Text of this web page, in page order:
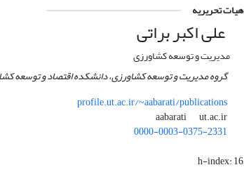
هیات تحریریه
علی اکبر براتی
مدیریت و توسعه کشاورزی
گروه مدیریت و توسعه کشاورزی، دانشکده اقتصاد و توسعه
profile.ut.ac.ir/~aabarati/publications
aabarati
ut.ac.ir
0000-0003-0375-2331
h-index:16